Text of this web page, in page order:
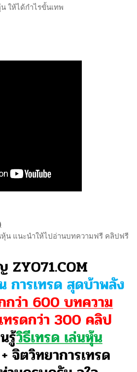
ให้ได้กำไรขั้นเทพ
หุ้น แนะนำให้ไปอ่านบทความฟรี คลิปฟรี